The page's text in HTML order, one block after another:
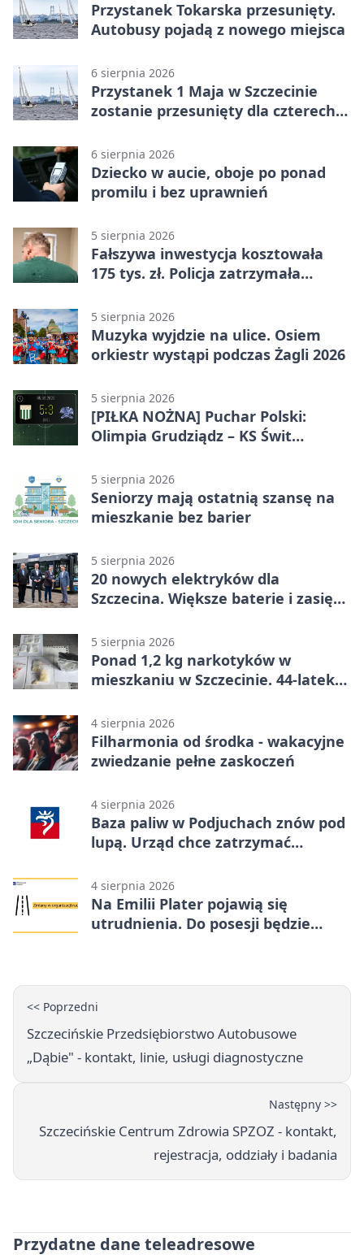
Przystanek Tokarska przesunięty.
Autobusy pojadą z nowego miejsca
6 sierpnia 2026
Przystanek 1 Maja w Szczecinie
zostanie przesunięty dla czterech
6 sierpnia 2026
Dziecko w aucie, oboje po ponad
promilu i bez uprawnień
5 sierpnia 2026
Fałszywa inwestycja kosztowała
175 tys. zł. Policja zatrzymała
5 sierpnia 2026
Muzyka wyjdzie na ulice. Osiem
orkiestr wystąpi podczas Żagli 2026
5 sierpnia 2026
[PIŁKA NOŻNA] Puchar Polski:
Olimpia Grudziądz – KS Świt
stracił dwubramkowe prowadzenie
5 sierpnia 2026
Seniorzy mają ostatnią szansę na
mieszkanie bez barier
5 sierpnia 2026
20 nowych elektryków dla
Szczecina. Większe baterie i zasięg
5 sierpnia 2026
Ponad 1,2 kg narkotyków w
mieszkaniu w Szczecinie. 44-latek
4 sierpnia 2026
Filharmonia od środka - wakacyjne
zwiedzanie pełne zaskoczeń
4 sierpnia 2026
Baza paliw w Podjuchach znów pod
lupą. Urząd chce zatrzymać
4 sierpnia 2026
Na Emilii Plater pojawią się
utrudnienia. Do posesji będzie
<< Poprzedni
Szczecińskie Przedsiębiorstwo Autobusowe
„Dąbie" - kontakt, linie, usługi diagnostyczne
Następny >>
Szczecińskie Centrum Zdrowia SPZOZ - kontakt,
rejestracja, oddziały i badania
Przydatne dane teleadresowe